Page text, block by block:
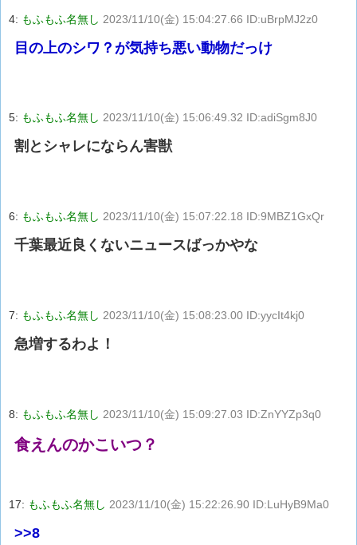
4: もふもふ名無し 2023/11/10(金) 15:04:27.66 ID:uBrpMJ2z0
目の上のシワ？が気持ち悪い動物だっけ
5: もふもふ名無し 2023/11/10(金) 15:06:49.32 ID:adiSgm8J0
割とシャレにならん害獣
6: もふもふ名無し 2023/11/10(金) 15:07:22.18 ID:9MBZ1GxQr
千葉最近良くないニュースばっかやな
7: もふもふ名無し 2023/11/10(金) 15:08:23.00 ID:yycIt4kj0
急増するわよ！
8: もふもふ名無し 2023/11/10(金) 15:09:27.03 ID:ZnYYZp3q0
食えんのかこいつ？
17: もふもふ名無し 2023/11/10(金) 15:22:26.90 ID:LuHyB9Ma0
>>8